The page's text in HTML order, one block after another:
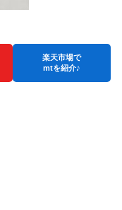
楽天市場で
mtを紹介♪